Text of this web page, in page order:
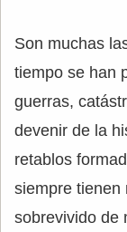
Son muchas
tiempo se han
guerras,
devenir de la
retablos
siempre tienen
sobrevivido de